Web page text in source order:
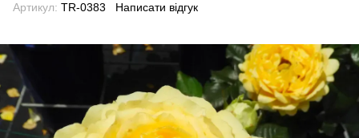
Артикул: TR-0383 Написати відгук